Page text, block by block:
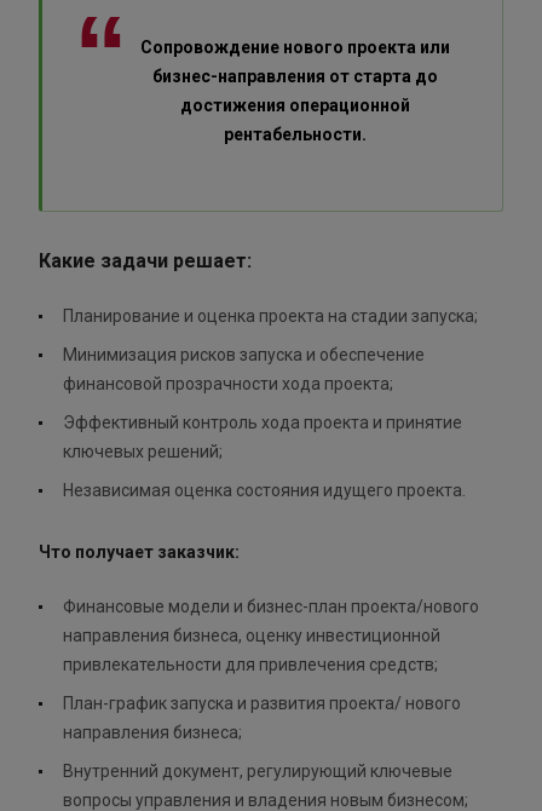
Сопровождение нового проекта или
бизнес-направления от старта до
достижения операционной
рентабельности.
Какие задачи решает:
Планирование и оценка проекта на стадии запуска;
Минимизация рисков запуска и обеспечение
финансовой прозрачности хода проекта;
Эффективный контроль хода проекта и принятие
ключевых решений;
Независимая оценка состояния идущего проекта.
Что получает заказчик:
Финансовые модели и бизнес-план проекта/нового
направления бизнеса, оценку инвестиционной
привлекательности для привлечения средств;
План-график запуска и развития проекта/ нового
направления бизнеса;
Внутренний документ, регулирующий ключевые
вопросы управления и владения новым бизнесом;